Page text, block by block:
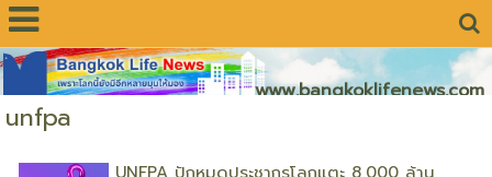
www.bangkoklifenews.com
unfpa